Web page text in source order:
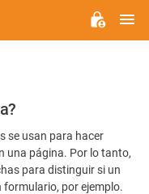
se usan para hacer
una página. Por lo tanto,
para distinguir si un
formulario, por ejemplo.